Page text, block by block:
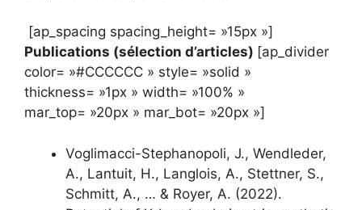
[ap_spacing spacing_height= »15px »]
Publications (sélection d’articles) [ap_divider
color= »#CCCCCC » style= »solid »
thickness= »1px » width= »100% »
mar_top= »20px » mar_bot= »20px »]
Voglimacci-Stephanopoli, J., Wendleder,
A., Lantuit, H., Langlois, A., Stettner, S.,
Schmitt, A., … & Royer, A. (2022).